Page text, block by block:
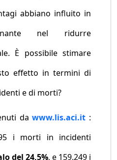
abbiano influito in
nel ridurre
È possibile stimare
effetto in termini di
e di morti?
dawww.lis.aci.it :
i morti in incidenti
del 24,5%, e 159.249 i